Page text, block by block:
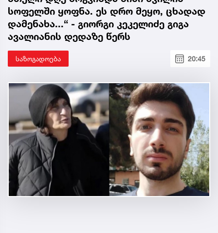
სოფელში ყოფნა. ეს დრო მეყო, ცხადად
დამენახა...“ - გიორგი კეკელიძე გიგა
ავალიანის დედაზე წერს
საზოგადოება 20:45